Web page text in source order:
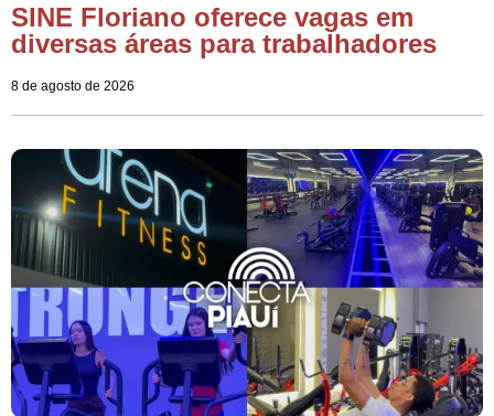
SINE Floriano oferece vagas em
diversas áreas para trabalhadores
8 de agosto de 2026